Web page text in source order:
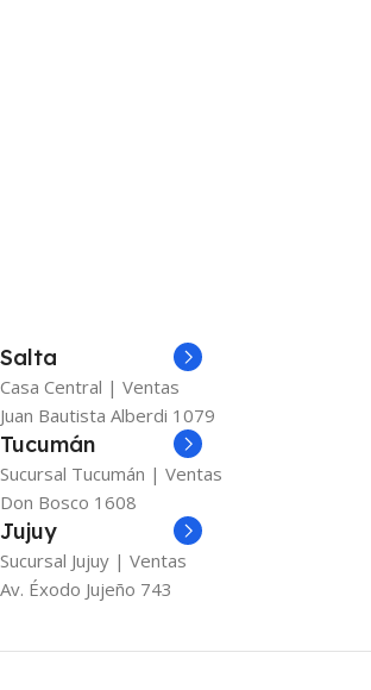
Salta
Casa Central | Ventas
Juan Bautista Alberdi 1079
Tucumán
Sucursal Tucumán | Ventas
Don Bosco 1608
Jujuy
Sucursal Jujuy | Ventas
Av. Éxodo Jujeño 743